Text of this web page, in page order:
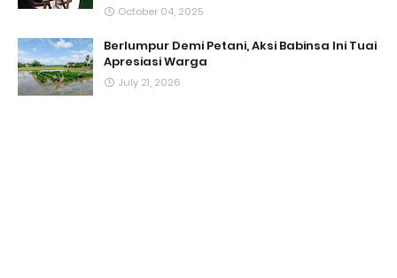
October 04, 2025
Berlumpur Demi Petani, Aksi Babinsa Ini Tuai
Apresiasi Warga
July 21, 2026